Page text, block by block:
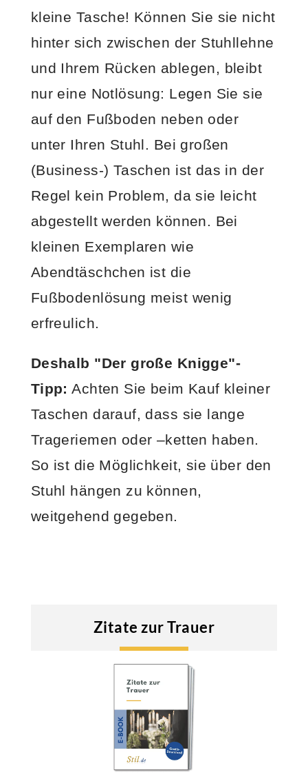
kleine Tasche! Können Sie sie nicht
hinter sich zwischen der Stuhllehne
und Ihrem Rücken ablegen, bleibt
nur eine Notlösung: Legen Sie sie
auf den Fußboden neben oder
unter Ihren Stuhl. Bei großen
(Business-) Taschen ist das in der
Regel kein Problem, da sie leicht
abgestellt werden können. Bei
kleinen Exemplaren wie
Abendtäschchen ist die
Fußbodenlösung meist wenig
erfreulich.
Deshalb "Der große Knigge"-
Tipp: Achten Sie beim Kauf kleiner
Taschen darauf, dass sie lange
Trageriemen oder –ketten haben.
So ist die Möglichkeit, sie über den
Stuhl hängen zu können,
weitgehend gegeben.